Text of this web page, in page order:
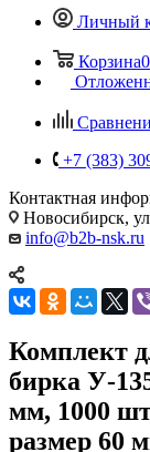
Личный
Корзина0
+7 (383)
Контактная
Новосибирск,
info@b2b-nsk.ru
Комплект
бирка У-
мм, 1000
размер 60